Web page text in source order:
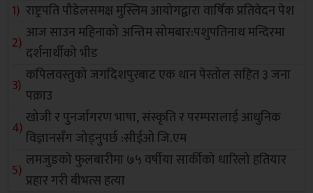
राष्ट्रपति पौडेलसमक्ष मुस्लिम आयोगद्वारा वार्षिक प्रतिवेदन पेश
आज साउन महिनाको अन्तिम सोमबार:पशुपतिनाथ मन्दिरमा
दर्शनार्थीको भीड
कपिलवस्तुको जगदिशपुरबाट एक थान पेस्तोल सहित ३ जना
पक्राउ
खोजी र पुनर्जागरण भाषा, संस्कृति र परम्परालाई आधुनिक
विज्ञानसँग जोड्नुपर्छ :सीईओ जि.एम
लमजुङको फुलबारीमा ७५ वर्षीया सार्कीको धारिलो हतियार
प्रहार गरी बीभत्स हत्या